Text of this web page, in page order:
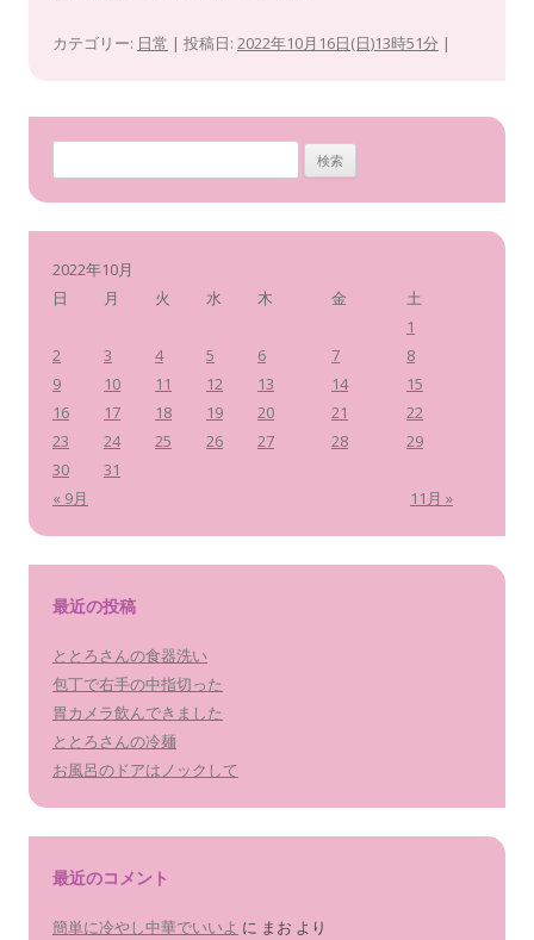
カテゴリー: 日常 | 投稿日: 2022年10月16日(日)13時51分 |
索
2022年10月
日
月 火 水 木 金 土
« 9月 11月 »
1
2
3 4 5 6 7
8
9
10 11 12 13 14
15
16
17 18 19 20 21
22
23
24 25 26 27 28
29
30
31
最近の投稿
ととろさんの食器洗い
包丁で右手の中指切った
胃カメラ飲んできました
ととろさんの冷麺
お風呂のドアはノックして
最近のコメント
簡単に冷やし中華でいいよ に まお より